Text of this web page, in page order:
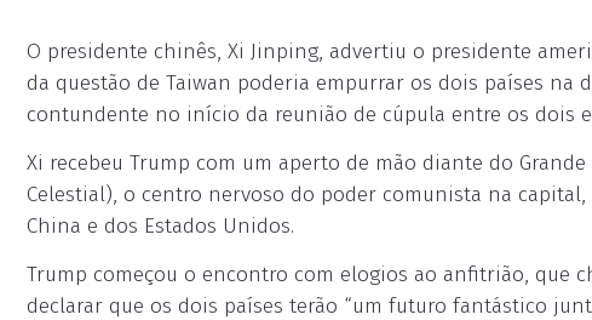
O presidente chinês, Xi Jinping, advertiu o presidente
da questão de Taiwan poderia empurrar os dois países na
contundente no início da reunião de cúpula entre os dois
Xi recebeu Trump com um aperto de mão diante do
Celestial), o centro nervoso do poder comunista na
China e dos Estados Unidos.
Trump começou o encontro com elogios ao anfitrião, que
declarar que os dois países terão “um futuro fantástico